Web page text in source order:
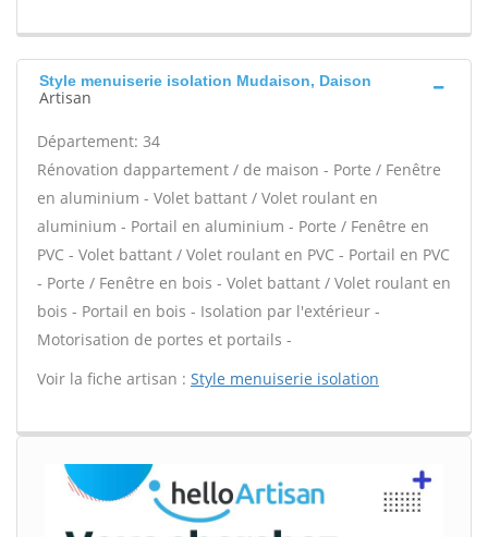
Style menuiserie isolation Mudaison, Daison
Artisan
Département: 34
Rénovation dappartement / de maison - Porte / Fenêtre
en aluminium - Volet battant / Volet roulant en
aluminium - Portail en aluminium - Porte / Fenêtre en
PVC - Volet battant / Volet roulant en PVC - Portail en PVC
- Porte / Fenêtre en bois - Volet battant / Volet roulant en
bois - Portail en bois - Isolation par l'extérieur -
Motorisation de portes et portails -
Voir la fiche artisan : Style menuiserie isolation